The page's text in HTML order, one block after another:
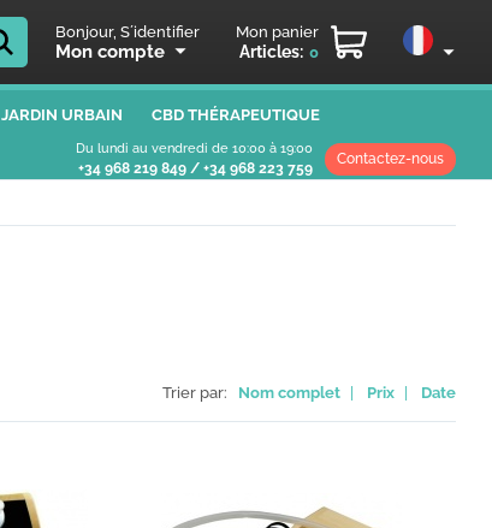
Bonjour, S´identifier
Mon compte
Mon panier
Articles: 0
JARDIN URBAIN CBD THÉRAPEUTIQUE
Du lundi au vendredi de 10:00 à 19:00
+34 968 219 849 / +34 968 223 759
Contactez-nous
Trier par: Nom complet Prix Date